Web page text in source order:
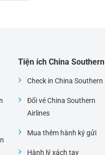
Tiện ích China Southern
Check in China Southern
Đổi vé China Southern
Airlines
Mua thêm hành ký gửi
Hành lý xách tay